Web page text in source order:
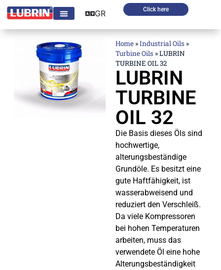
Click here
GR
Home »Industrial Oils »
Turbine Oils »LUBRIN
TURBINE OIL 32
LUBRIN
TURBINE
OIL 32
Die Basis dieses Öls sind
hochwertige,
alterungsbeständige
Grundöle. Es besitzt eine
gute Haftfähigkeit, ist
wasserabweisend und
reduziert den Verschleiß.
Da viele Kompressoren
bei hohen Temperaturen
arbeiten, muss das
verwendete Öl eine hohe
Alterungsbeständigkeit